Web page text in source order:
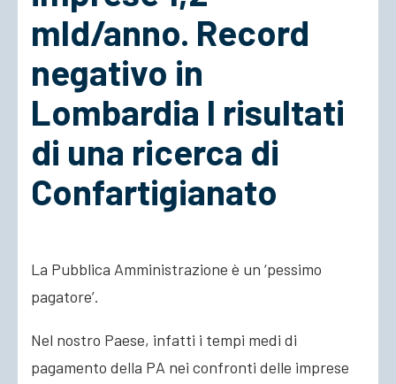
mld/anno. Record
negativo in
Lombardia I risultati
di una ricerca di
Confartigianato
La Pubblica Amministrazione è un ‘pessimo
pagatore’.
Nel nostro Paese, infatti i tempi medi di
pagamento della PA nei confronti delle imprese